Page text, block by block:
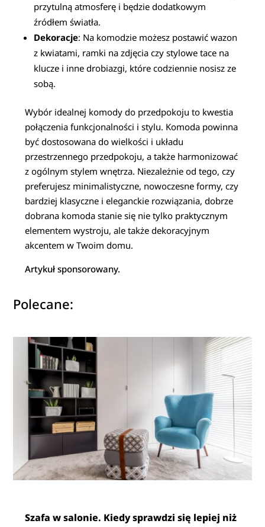
przytulną atmosferę i będzie dodatkowym
źródłem światła.
Dekoracje: Na komodzie możesz postawić wazon
z kwiatami, ramki na zdjęcia czy stylowe tace na
klucze i inne drobiazgi, które codziennie nosisz ze
sobą.
Wybór idealnej komody do przedpokoju to kwestia
połączenia funkcjonalności i stylu. Komoda powinna
być dostosowana do wielkości i układu
przestrzennego przedpokoju, a także harmonizować
z ogólnym stylem wnętrza. Niezależnie od tego, czy
preferujesz minimalistyczne, nowoczesne formy, czy
bardziej klasyczne i eleganckie rozwiązania, dobrze
dobrana komoda stanie się nie tylko praktycznym
elementem wystroju, ale także dekoracyjnym
akcentem w Twoim domu.
Artykuł sponsorowany.
Polecane:
Szafa w salonie. Kiedy sprawdzi się lepiej niż